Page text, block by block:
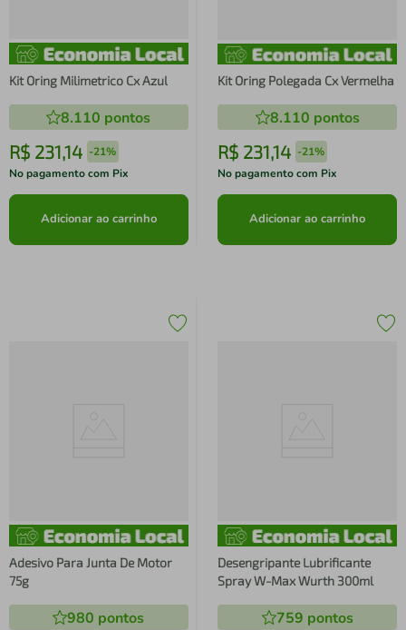
Kit Oring Milimetrico Cx Azul
8.110 pontos
R$ 231,14 -21%
No pagamento com Pix
Adicionar ao carrinho
Kit Oring Polegada Cx Vermelha
8.110 pontos
R$ 231,14 -21%
No pagamento com Pix
Adicionar ao carrinho
Adesivo Para Junta De Motor
75g
980 pontos
Desengripante Lubrificante
Spray W-Max Wurth 300ml
759 pontos